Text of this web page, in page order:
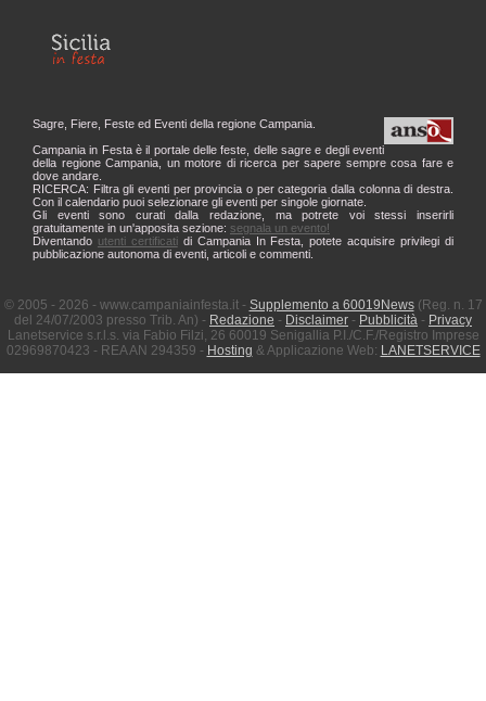
Sagre, Fiere, Feste ed Eventi della regione Campania.
Campania in Festa è il portale delle feste, delle sagre e degli eventi
della regione Campania, un motore di ricerca per sapere sempre cosa fare e
dove andare.
RICERCA: Filtra gli eventi per provincia o per categoria dalla colonna di destra.
Con il calendario puoi selezionare gli eventi per singole giornate.
Gli eventi sono curati dalla redazione, ma potrete voi stessi inserirli
gratuitamente in un'apposita sezione: segnala un evento!
Diventando utenti certificatidi Campania In Festa, potete acquisire privilegi di
pubblicazione autonoma di eventi, articoli e commenti.
© 2005 - 2026 - www.campaniainfesta.it - Supplemento a 60019News(Reg. n. 17
del 24/07/2003 presso Trib. An) - Redazione - Disclaimer - Pubblicità - Privacy
Lanetservice s.r.l.s. via Fabio Filzi, 26 60019 Senigallia P.I./C.F./Registro Imprese
02969870423 - REA AN 294359 - Hosting & Applicazione Web: LANETSERVICE